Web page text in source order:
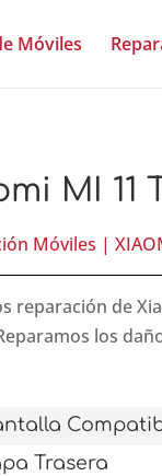
Móviles
MI 11
Móviles |
reparación de
los
Trasera